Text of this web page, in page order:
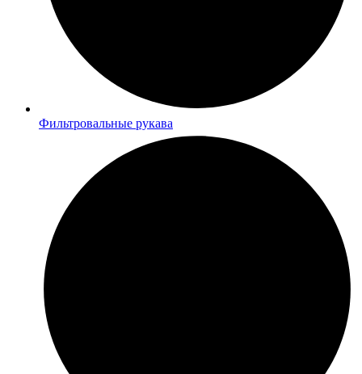
Фильтровальные рукава